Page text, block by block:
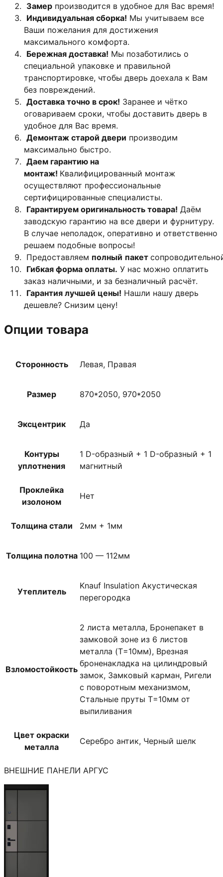
Замер производится в удобное для Вас время!
Индивидуальная сборка! Мы учитываем все
Ваши пожелания для достижения
максимального комфорта.
Бережная доставка! Мы позаботились о
специальной упаковке и правильной
транспортировке, чтобы дверь доехала к Вам
без повреждений.
Доставка точно в срок! Заранее и чётко
оговариваем сроки, чтобы доставить дверь в
удобное для Вас время.
Демонтаж старой двери производим
максимально быстро.
Даем гарантию на
монтаж! Квалифицированный монтаж
осуществляют профессиональные
сертифицированные специалисты.
Гарантируем оригинальность товара! Даём
заводскую гарантию на все двери и фурнитуру.
В случае неполадок, оперативно и ответственно
решаем подобные вопросы!
Предоставляем полный пакет
Гибкая форма оплаты. У нас можно оплатить
заказ наличными, и за безналичный расчёт.
Гарантия лучшей цены! Нашли нашу дверь
дешевле? Снизим цену!
Опции товара
Сторонность Левая, Правая
Размер 870*2050, 970*2050
Эксцентрик Да
Контуры
уплотнения
1 D-образный + 1 D-образный + 1
магнитный
Проклейка
изолоном
Нет
Толщина стали 2мм + 1мм
Толщина полотна 100 — 112мм
Утеплитель
Knauf Insulation Акустическая
перегородка
Взломостойкость
2 листа металла, Бронепакет в
замковой зоне из 6 листов
металла (T=10мм), Врезная
броненакладка на цилиндровый
замок, Замковый карман, Ригели
с поворотным механизмом,
Стальные пруты T=10мм от
выпиливания
Цвет окраски
металла
Серебро антик, Черный шелк
ВНЕШНИЕ ПАНЕЛИ АРГУС